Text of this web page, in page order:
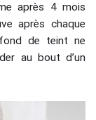
après 4 mois
après chaque
de teint ne
au bout d’un